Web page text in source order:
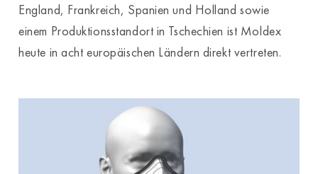
England, Frankreich, Spanien und Holland sowie
einem Produktionsstandort in Tschechien ist Moldex
heute in acht europäischen Ländern direkt vertreten.